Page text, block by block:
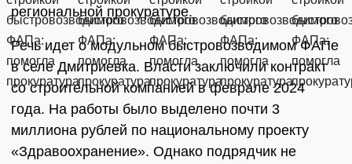
региональной прокуратуре.
Речь идет о модульном быстровозводимом ФАПе
в селе Дмитриевка. Власти заключили контракт
со строительной компанией в феврале 2024
года. На работы было выделено почти 3
миллиона рублей по национальному проекту
«Здравоохранение». Однако подрядчик не